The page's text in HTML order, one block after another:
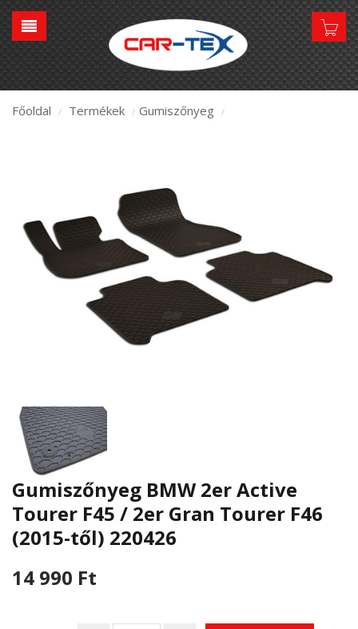
Főoldal / Termékek / Gumiszőnyeg /
Gumiszőnyeg BMW 2er Active
Tourer F45 / 2er Gran Tourer F46
(2015-től) 220426
14 990 Ft